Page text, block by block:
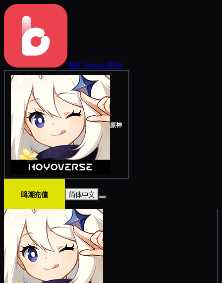
BitTopup Wiki
原神
鸣潮充值 简体中文